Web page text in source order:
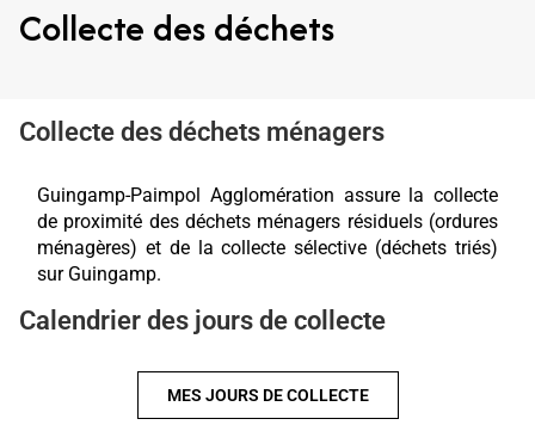
Collecte des déchets
Collecte des déchets ménagers
Guingamp-Paimpol Agglomération assure la collecte
de proximité des déchets ménagers résiduels (ordures
ménagères) et de la collecte sélective (déchets triés)
sur Guingamp.
Calendrier des jours de collecte
MES JOURS DE COLLECTE